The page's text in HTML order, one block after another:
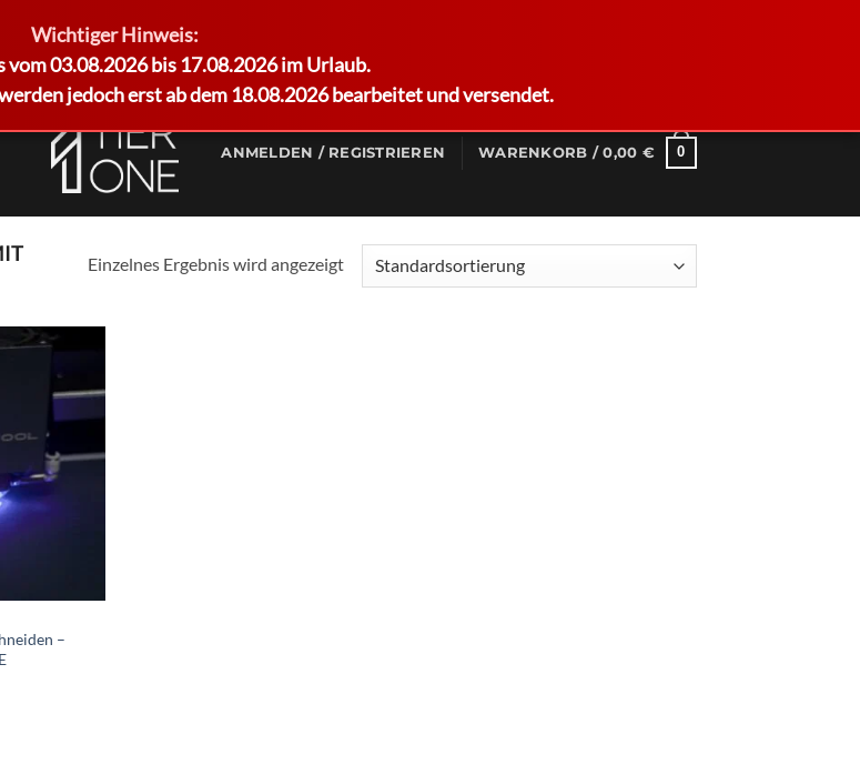
Wichtiger Hinweis:
vom 03.08.2026 bis 17.08.2026 im Urlaub.
jedoch erst ab dem 18.08.2026 bearbeitet und versendet.
ANMELDEN / REGISTRIEREN WARENKORB /0,00 € 0
Einzelnes Ergebnis wird angezeigt
Add to
wishlist
–